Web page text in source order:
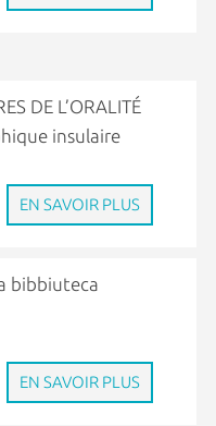
DE L’ORALITÉ
insulaire
EN SAVOIR PLUS
bibbiuteca
EN SAVOIR PLUS